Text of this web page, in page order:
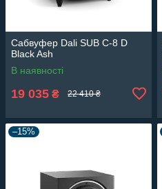
Сабвуфер Dali SUB C-8 D
Black Ash
В наявності
19 035 ₴ 22 410 ₴
–15%